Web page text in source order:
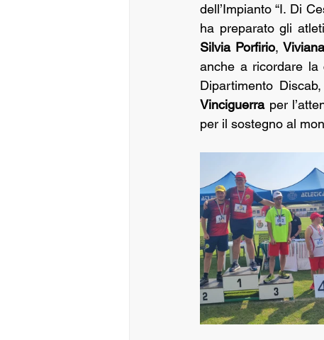
dell’Impianto “I. Di
ha preparato gli
Silvia Porfirio,
anche a ricordare la
Dipartimento
Vinciguerra per
per il sostegno al